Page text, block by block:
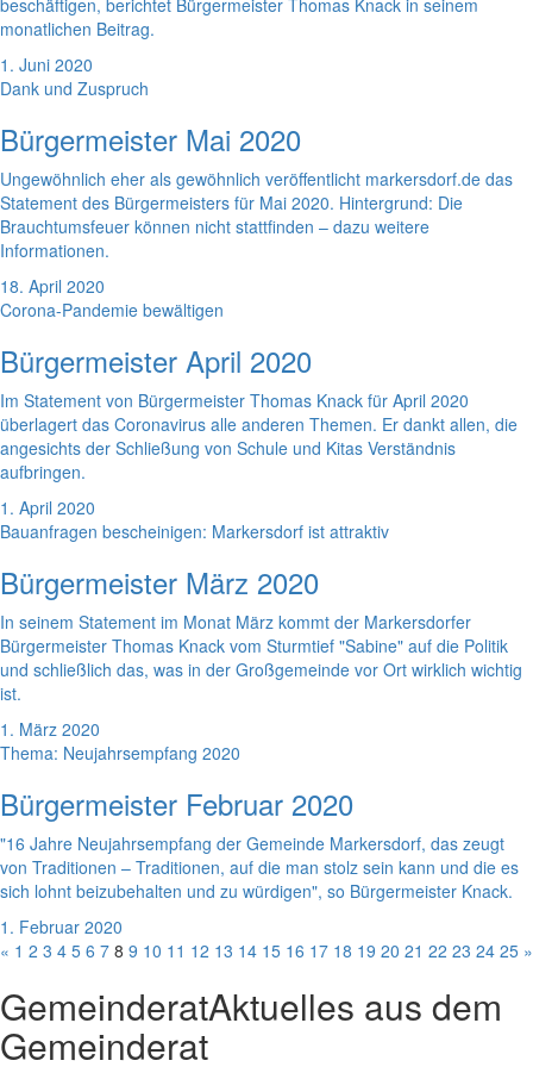
beschäftigen, berichtet Bürgermeister Thomas Knack in seinem
monatlichen Beitrag.
1. Juni 2020
Dank und Zuspruch
Bürgermeister Mai 2020
Ungewöhnlich eher als gewöhnlich veröffentlicht markersdorf.de das
Statement des Bürgermeisters für Mai 2020. Hintergrund: Die
Brauchtumsfeuer können nicht stattfinden – dazu weitere
Informationen.
18. April 2020
Corona-Pandemie bewältigen
Bürgermeister April 2020
Im Statement von Bürgermeister Thomas Knack für April 2020
überlagert das Coronavirus alle anderen Themen. Er dankt allen, die
angesichts der Schließung von Schule und Kitas Verständnis
aufbringen.
1. April 2020
Bauanfragen bescheinigen: Markersdorf ist attraktiv
Bürgermeister März 2020
In seinem Statement im Monat März kommt der Markersdorfer
Bürgermeister Thomas Knack vom Sturmtief "Sabine" auf die Politik
und schließlich das, was in der Großgemeinde vor Ort wirklich wichtig
ist.
1. März 2020
Thema: Neujahrsempfang 2020
Bürgermeister Februar 2020
"16 Jahre Neujahrsempfang der Gemeinde Markersdorf, das zeugt
von Traditionen – Traditionen, auf die man stolz sein kann und die es
sich lohnt beizubehalten und zu würdigen", so Bürgermeister Knack.
1. Februar 2020
« 1 2 3 4 5 6 7 8 9 10 11 12 13 14 15 16 17 18 19 20 21 22 23 24 25 »
GemeinderatAktuelles aus dem
Gemeinderat